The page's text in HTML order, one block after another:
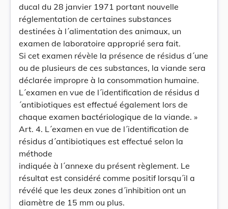
ducal du 28 janvier 1971 portant nouvelle
réglementation de certaines substances
destinées à l´alimentation des animaux, un
examen de laboratoire approprié sera fait.
Si cet examen révèle la présence de résidus d´une
ou de plusieurs de ces substances, la viande sera
déclarée impropre à la consommation humaine.
L´examen en vue de l´identification de résidus d
´antibiotiques est effectué également lors de
chaque examen bactériologique de la viande. »
Art. 4. L´examen en vue de l´identification de
résidus d´antibiotiques est effectué selon la
méthode
indiquée à l´annexe du présent règlement. Le
résultat est considéré comme positif lorsqu´il a
révélé que les deux zones d´inhibition ont un
diamètre de 15 mm ou plus.